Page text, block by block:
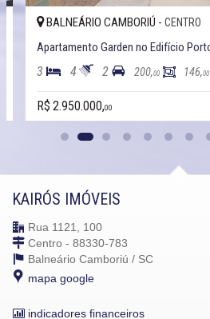
BALNEÁRIO CAMBORIÚ - CENTRO
Apartamento Garden no Edifício
3 4 2 200,00 146,00
R$ 2.950.000,00
KAIRÓS IMÓVEIS
Rua 1121, 100
Centro - 88330-783
Balneário Camboriú / SC
mapa google
indicadores financeiros